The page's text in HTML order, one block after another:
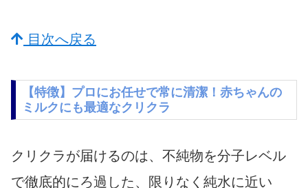
目次へ戻る
【特徴】プロにお任せで常に清潔！赤ちゃんの
ミルクにも最適なクリクラ
クリクラが届けるのは、不純物を分子レベル
で徹底的にろ過した、限りなく純水に近い